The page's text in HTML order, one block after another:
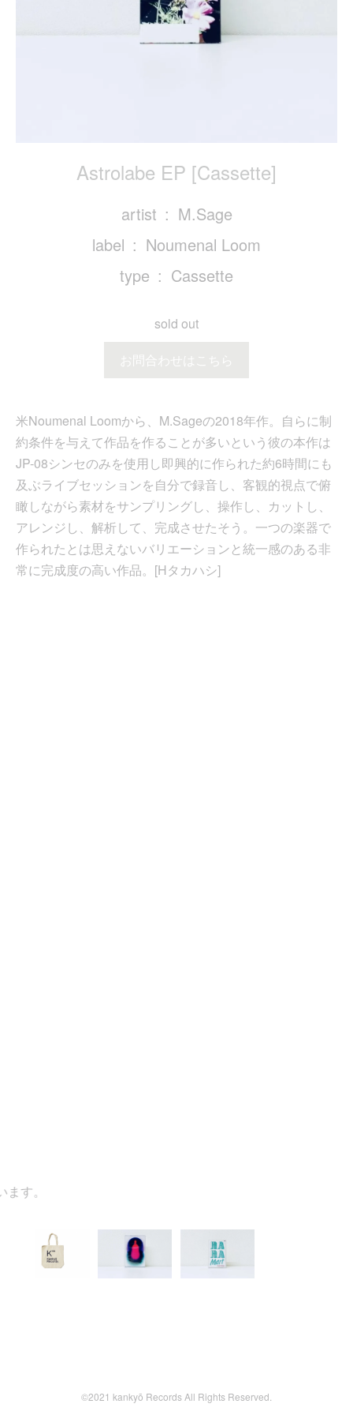
Astrolabe EP [Cassette]
artist
M.Sage
label
Noumenal Loom
type
Cassette
sold out
お問合わせはこちら
米Noumenal Loomから、M.Sageの2018年作。自らに制
約条件を与えて作品を作ることが多いという彼の本作は
JP-08シンセのみを使用し即興的に作られた約6時間にも
及ぶライブセッションを自分で録音し、客観的視点で俯
瞰しながら素材をサンプリングし、操作し、カットし、
アレンジし、解析して、完成させたそう。一つの楽器で
作られたとは思えないバリエーションと統一感のある非
常に完成度の高い作品。[Hタカハシ]
。
©2021 kankyō Records All Rights Reserved.